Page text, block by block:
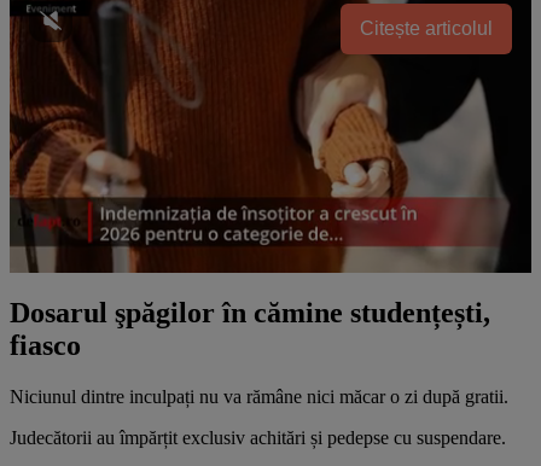
Citește articolul
Dosarul şpăgilor în cămine studențești,
fiasco
Niciunul dintre inculpați nu va rămâne nici măcar o zi după gratii.
Judecătorii au împărțit exclusiv achitări și pedepse cu suspendare.